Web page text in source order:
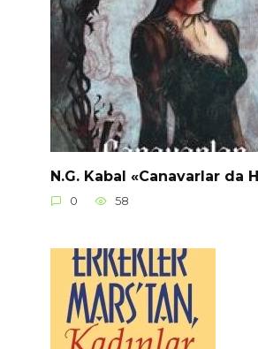
N.G. Kabal «Canavarlar da
0 58